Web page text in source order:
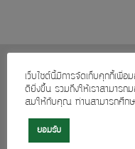
เกี่ยวกับเรา
บริการลูกค้า
ผลิตภัณฑ์ของเรา
ติดต่อเรา
เว็บไซต์นี้มีการจัดเก็บคุกกี้เพื่
ดียิ่งขึ้น รวมถึงให้เราสามารถ
สมให้กับคุณ ท่านสามารถศึกษ
ยอมรับ